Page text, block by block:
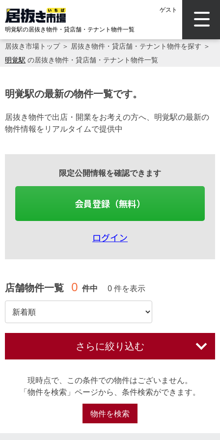
ゲスト
明覚駅の居抜き物件・貸店舗・テナント物件一覧
居抜き市場トップ＞ 居抜き物件・貸店舗・テナント物件を探す ＞
明覚駅 の居抜き物件・貸店舗・テナント物件一覧
明覚駅の最新の物件一覧です。
居抜き物件で出店・開業をお考えの方へ、明覚駅の最新の
物件情報をリアルタイムで提供中
限定公開情報を確認できます
会員登録（無料）
ログイン
店舗物件一覧 0 件中 0 件を表示
さらに絞り込む
現時点で、この条件での物件はございません。
「物件を検索」ページから、条件検索ができます。
物件を検索